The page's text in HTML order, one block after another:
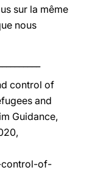
sur la même
nous
control of
and
Guidance,
control-of-